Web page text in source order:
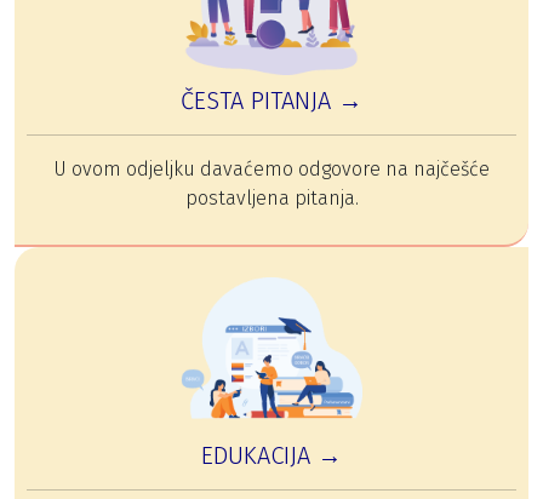
ČESTA PITANJA →
U ovom odjeljku davaćemo odgovore na najčešće
postavljena pitanja.
EDUKACIJA →